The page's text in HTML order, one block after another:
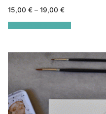
15,00 € – 19,00 €